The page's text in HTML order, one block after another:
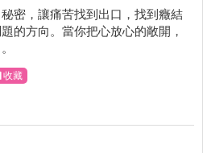
密，讓痛苦找到出口，找到癥結
的方向。當你把心放心的敞開，
收藏